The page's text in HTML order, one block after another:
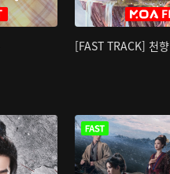
[FAST TRACK] 천향